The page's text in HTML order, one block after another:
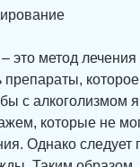
это метод
с алкоголизмом
которые не
Однако следует